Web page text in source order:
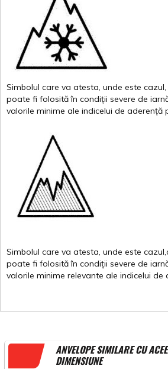
Simbolul care va atesta, unde este cazul,
poate fi folosită în condiții severe de
valorile minime ale indicelui de aderență
Simbolul care va atesta, unde este
poate fi folosită în condiții severe de
valorile minime relevante ale indicelui de
ANVELOPE SIMILARE CU
DIMENSIUNE